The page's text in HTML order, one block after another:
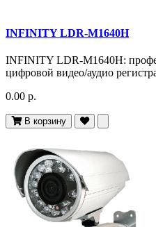
INFINITY LDR-M1640H
INFINITY LDR-M1640H:
цифровой видео/аудио
0.00 р.
В корзину